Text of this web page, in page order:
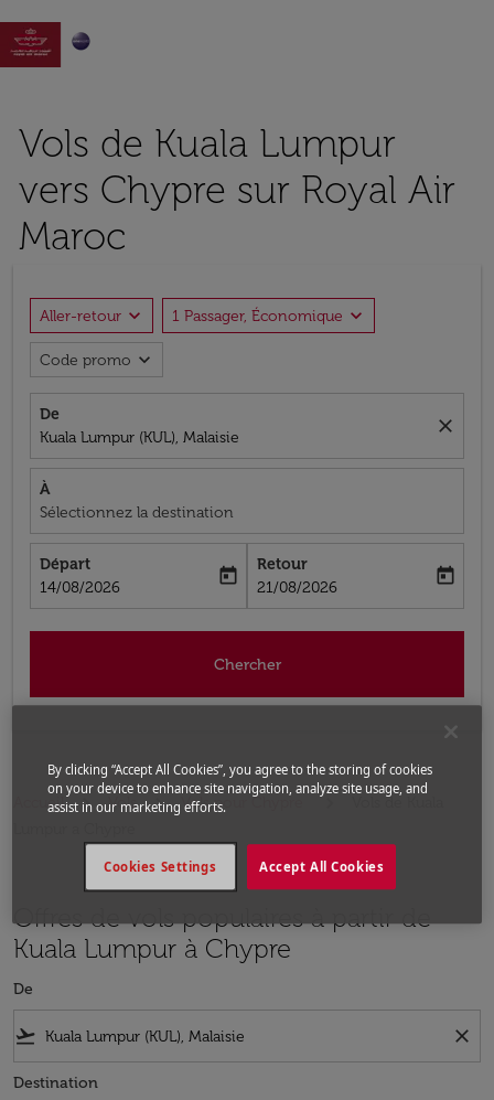

Vols de Kuala Lumpur
vers Chypre sur Royal Air
Maroc
Aller-retour expand_more 1 Passager, Économique expand_more
Code promo expand_more
De
Kuala Lumpur (KUL), Malaisie
close
À
Sélectionnez la destination
Départ
fc-booking-departure-date-aria-label
14/08/2026
today
Retour
fc-booking-return-date-aria-label
21/08/2026
today
Chercher
Accueil Vols Vols pour Chypre
Vols de Kuala
Offres de vols populaires à partir de
Kuala Lumpur à Chypre
De
flight_takeoff close
Destination
By clicking “Accept All Cookies”, you agree to the storing of cookies
on your device to enhance site navigation, analyze site usage, and
assist in our marketing efforts.
Accept All Cookies
Cookies Settings